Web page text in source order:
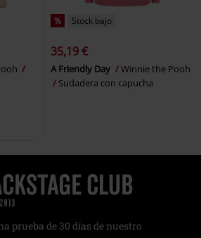
% Stock bajo
35,19 €
A Friendly Day
Winnie the Pooh
Sudadera con capucha
prueba de 30 días de nuestro